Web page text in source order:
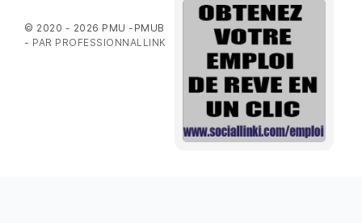
© 2020 - 2026 PMU -PMUB
- PAR PROFESSIONNALLINK